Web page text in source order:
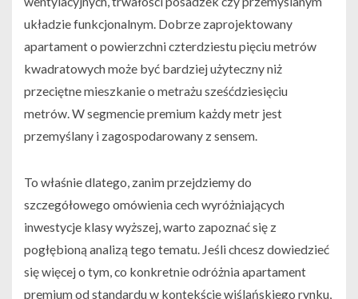
układzie funkcjonalnym. Dobrze zaprojektowany
apartament o powierzchni czterdziestu pięciu metrów
kwadratowych może być bardziej użyteczny niż
przeciętne mieszkanie o metrażu sześćdziesięciu
metrów. W segmencie premium każdy metr jest
przemyślany i zagospodarowany z sensem.
To właśnie dlatego, zanim przejdziemy do
szczegółowego omówienia cech wyróżniających
inwestycje klasy wyższej, warto zapoznać się z
pogłębioną analizą tego tematu. Jeśli chcesz dowiedzieć
się więcej o tym, co konkretnie odróżnia apartament
premium od standardu w kontekście wiślańskiego rynku,